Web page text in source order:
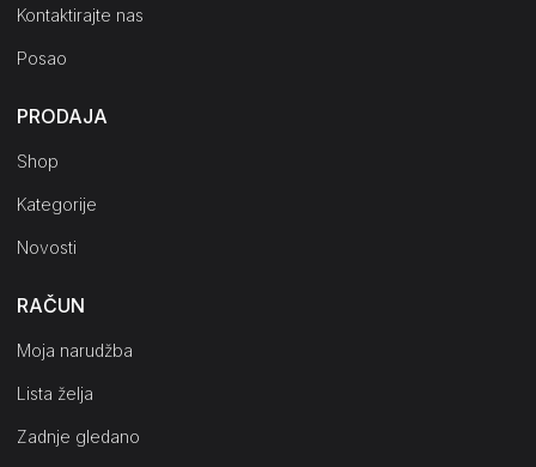
Kontaktirajte nas
Posao
PRODAJA
Shop
Kategorije
Novosti
RAČUN
Moja narudžba
Lista želja
Zadnje gledano